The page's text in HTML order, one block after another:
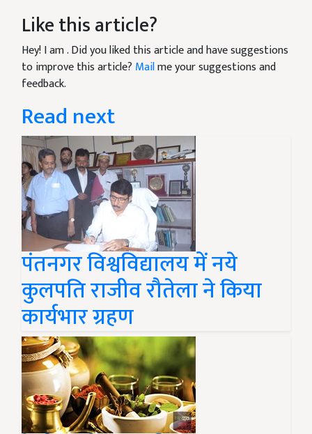
Like this article?
Hey! I am. Did you liked this article and have suggestions
to improve this article? Mailme your suggestions and
feedback.
Read next
पंतनगर विश्वविद्यालय में नये
कुलपति राजीव रौतेला ने किया
कार्यभार ग्रहण